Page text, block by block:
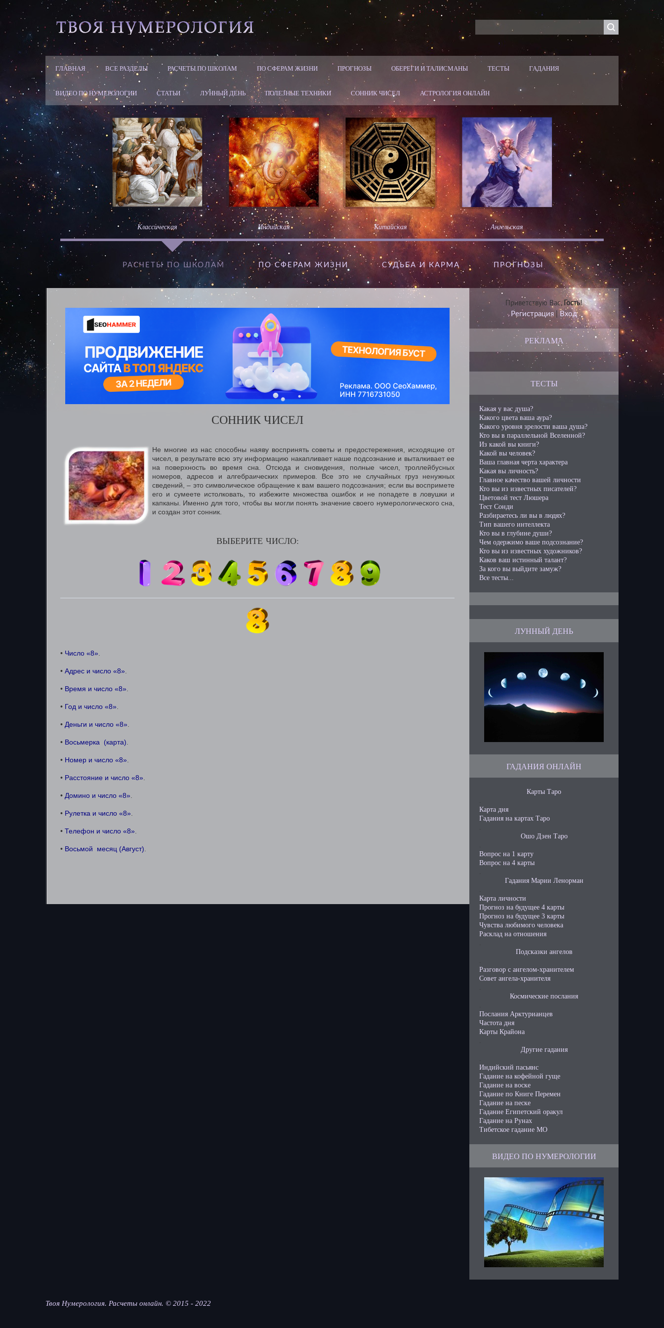
ГЛАВНАЯ ВСЕ РАЗДЕЛЫ РАСЧЕТЫ ПО ШКОЛАМ ПО СФЕРАМ ЖИЗНИ ПРОГНОЗЫ ОБЕРЕГИ И ТАЛИСМАНЫ ТЕСТЫ ГАДАНИЯ
ВИДЕО ПО НУМЕРОЛОГИИ СТАТЬИ ЛУННЫЙ ДЕНЬ ПОЛЕЗНЫЕ ТЕХНИКИ СОННИК ЧИСЕЛ АСТРОЛОГИЯ ОНЛАЙН
Классическая Индийская Китайская Ангельская
РАСЧЕТЫ ПО ШКОЛАМ ПО СФЕРАМ ЖИЗНИ CУДЬБА И КАРМА ПРОГНОЗЫ
СОННИК ЧИСЕЛ
Не многие из нас способны наяву воспринять советы и предостережения, исходящие от
чисел, в результате всю эту информацию накапливает наше подсознание и выталкивает ее
на поверхность во время сна. Отсюда и сновидения, полные чисел, троллейбусных
номеров, адресов и алгебраических примеров. Все это не случайных груз ненужных
сведений, – это символическое обращение к вам вашего подсознания; если вы воспримете
его и сумеете истолковать, то избежите множества ошибок и не попадете в ловушки и
капканы. Именно для того, чтобы вы могли понять значение своего нумерологического сна,
и создан этот сонник.
ВЫБЕРИТЕ ЧИСЛО:
• Число «8»
• Адрес и число «8»
• Время и число «8»
• Год и число «8»
• Деньги и число «8»
• Восьмерка (карта)
• Номер и число «8»
• Расстояние и число «8»
• Домино и число «8»
• Рулетка и число «8»
• Телефон и число «8»
• Восьмой месяц (Август)
Приветствую Вас, Гость!
Регистрация |Вход
РЕКЛАМА
ТЕСТЫ
Какая у вас душа?
Какого цвета ваша аура?
Какого уровня зрелости ваша душа?
Кто вы в параллельной Вселенной?
Из какой вы книги?
Какой вы человек?
Ваша главная черта характера
Какая вы личность?
Главное качество вашей личности
Кто вы из известных писателей?
Цветовой тест Люшера
Тест Сонди
Разбираетесь ли вы в людях?
Тип вашего интеллекта
Кто вы в глубине души?
Чем одержимо ваше подсознание?
Кто вы из известных художников?
Каков ваш истинный талант?
За кого вы выйдите замуж?
Все тесты...
ЛУННЫЙ ДЕНЬ
ГАДАНИЯ ОНЛАЙН
Карты Таро
.
Карта дня
Гадания на картах Таро
.
Ошо Дзен Таро
.
Вопрос на 1 карту
Вопрос на 4 карты
.
Гадания Марии Ленорман
.
Карта личности
Прогноз на будущее 4 карты
Прогноз на будущее 3 карты
Чувства любимого человека
Расклад на отношения
.
Подсказки ангелов
.
Разговор с ангелом-хранителем
Совет ангела-хранителя
.
Космические послания
.
Послания Арктурианцев
Частота дня
Карты Крайона
.
Другие гадания
.
Индийский пасьянс
Гадание на кофейной гуще
Гадание на воске
Гадание по Книге Перемен
Гадание на песке
Гадание Египетский оракул
Гадание на Рунах
Тибетское гадание МО
ВИДЕО ПО НУМЕРОЛОГИИ
Твоя Нумерология. Расчеты онлайн. © 2015 - 2022